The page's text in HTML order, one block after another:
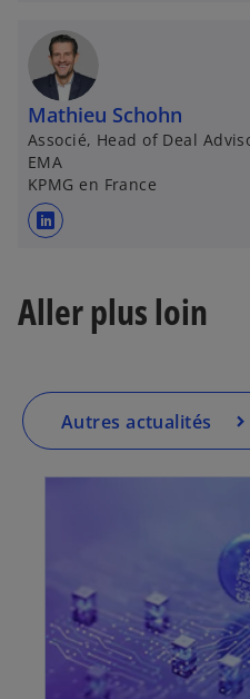
o
u
v
r
e
d
a
n
n
n
u
t
Mathieu Schohn
Associé, Head of Deal
EMA
KPMG en France
s
e
a
n
u
Aller plus loin
Autres actualités